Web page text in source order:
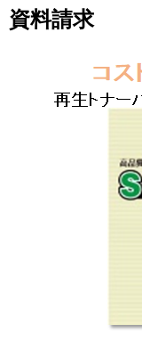
資料請求